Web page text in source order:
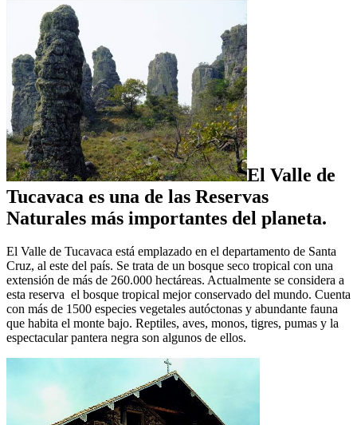
El Valle de
Tucavaca es una de las Reservas
Naturales más importantes del planeta.
El Valle de Tucavaca está emplazado en el departamento de Santa
Cruz, al este del país. Se trata de un bosque seco tropical con una
extensión de más de 260.000 hectáreas. Actualmente se considera a
esta reserva el bosque tropical mejor conservado del mundo. Cuenta
con más de 1500 especies vegetales autóctonas y abundante fauna
que habita el monte bajo. Reptiles, aves, monos, tigres, pumas y la
espectacular pantera negra son algunos de ellos.